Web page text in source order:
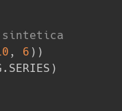
, 6 ) )
. SERIES )